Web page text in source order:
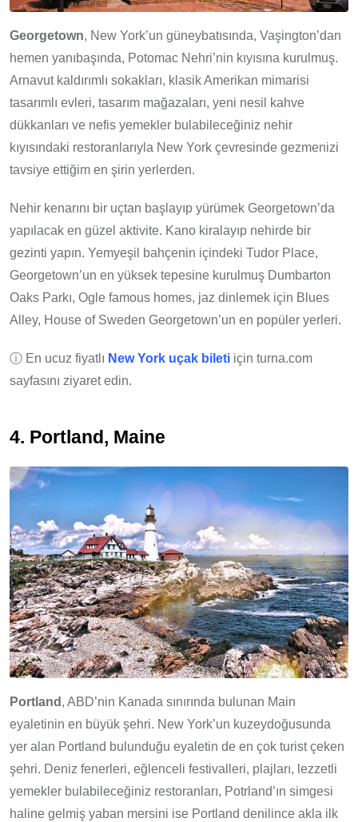
Georgetown, New York’un güneybatısında, Vaşington’dan
hemen yanıbaşında, Potomac Nehri’nin kıyısına kurulmuş.
Arnavut kaldırımlı sokakları, klasik Amerikan mimarisi
tasarımlı evleri, tasarım mağazaları, yeni nesil kahve
dükkanları ve nefis yemekler bulabileceğiniz nehir
kıyısındaki restoranlarıyla New York çevresinde gezmenizi
tavsiye ettiğim en şirin yerlerden.
Nehir kenarını bir uçtan başlayıp yürümek Georgetown’da
yapılacak en güzel aktivite. Kano kiralayıp nehirde bir
gezinti yapın. Yemyeşil bahçenin içindeki Tudor Place,
Georgetown’un en yüksek tepesine kurulmuş Dumbarton
Oaks Parkı, Ogle famous homes, jaz dinlemek için Blues
Alley, House of Sweden Georgetown’un en popüler yerleri.
ⓘ En ucuz fiyatlı New York uçak bileti için turna.com
sayfasını ziyaret edin.
4. Portland, Maine
Portland , ABD’nin Kanada sınırında bulunan Main
eyaletinin en büyük şehri. New York’un kuzeydoğusunda
yer alan Portland bulunduğu eyaletin de en çok turist çeken
şehri. Deniz fenerleri, eğlenceli festivalleri, plajları, lezzetli
yemekler bulabileceğiniz restoranları, Potrland’ın simgesi
haline gelmiş yaban mersini ise Portland denilince akla ilk